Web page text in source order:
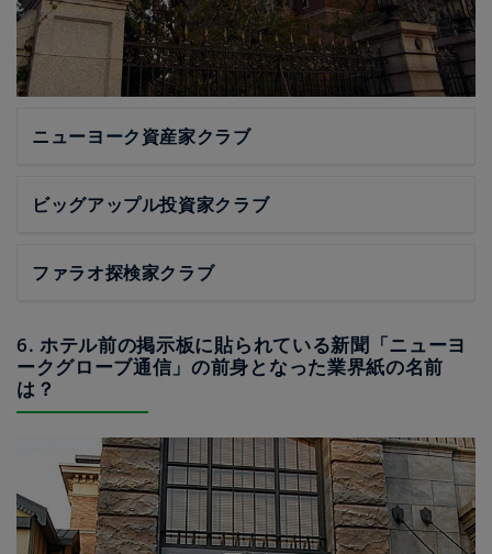
ニューヨーク資産家クラブ
ビッグアップル投資家クラブ
ファラオ探検家クラブ
6. ホテル前の掲示板に貼られている新聞「ニューヨ
ークグローブ通信」の前身となった業界紙の名前
は？